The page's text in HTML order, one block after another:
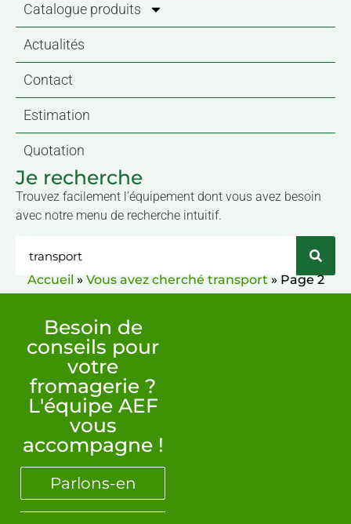
Catalogue produits
Actualités
Contact
Estimation
Quotation
Je recherche
Trouvez facilement l’équipement dont vous avez besoin
avec notre menu de recherche intuitif.
Accueil » Vous avez cherché transport » Page 2
Besoin de
conseils pour
votre
fromagerie ?
L'équipe AEF
vous
accompagne !
Parlons-en